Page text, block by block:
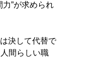
”が求められ
決して代替で
間らしい職